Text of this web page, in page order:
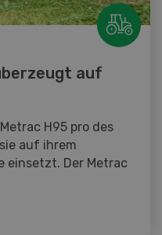
auf
H95 pro des
auf ihrem
einsetzt. Der Metrac